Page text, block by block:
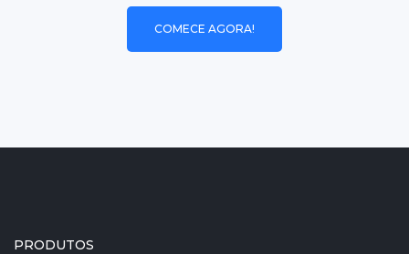
COMECE AGORA!
PRODUTOS